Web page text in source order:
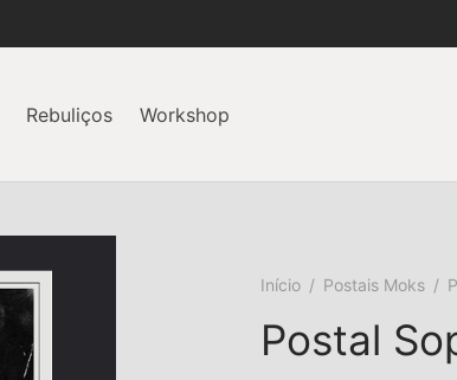
Rebuliços Workshop
Início / Postais Moks /
Postal